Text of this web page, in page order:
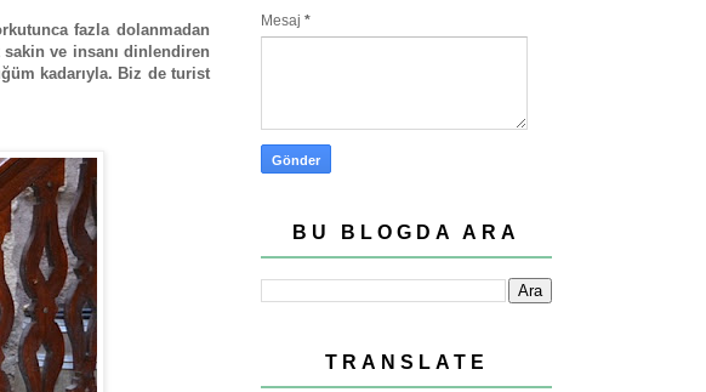
fazla dolanmadan
ve insanı dinlendiren
kadarıyla. Biz de turist
Mesaj *
BU BLOGDA ARA
TRANSLATE